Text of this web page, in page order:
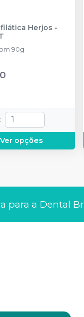
Herjos -
90g
:
Ver opções
para a Dental